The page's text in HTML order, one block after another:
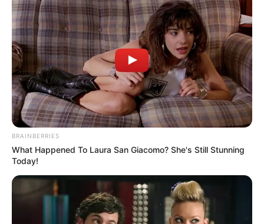
TEMAS DESTACADOS
EMERGENCIAS POR LLUVIAS
METRO DE MEDELLÍN
ELECCIONES PRESIDENCIALES
MARINILLA - ANTIOQUIA
EPM
YONDÓ - ANTIOQUIA
RIONEGRO
BRAINBERRIES
What Happened To Laura San Giacomo? She's Still Stunning
Today!